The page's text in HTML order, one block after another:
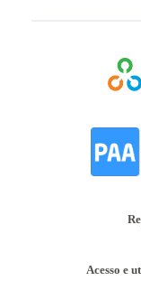
Nos termos do
A/2018, de 3 de
18 de junho de
Informações-
Equivalência
Encontram-se
Provas
Acesso e